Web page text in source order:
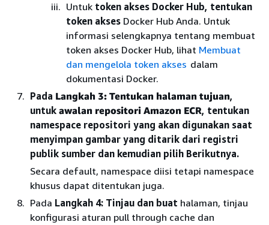
Untuk token akses Docker Hub, tentukan
token akses Docker Hub Anda. Untuk
informasi selengkapnya tentang membuat
token akses Docker Hub, lihat Membuat
dan mengelola token akses dalam
dokumentasi Docker.
Pada Langkah 3: Tentukan halaman tujuan,
untuk awalan repositori Amazon ECR, tentukan
namespace repositori yang akan digunakan saat
menyimpan gambar yang ditarik dari registri
publik sumber dan kemudian pilih Berikutnya.
Secara default, namespace diisi tetapi namespace
khusus dapat ditentukan juga.
Pada Langkah 4: Tinjau dan buat halaman, tinjau
konfigurasi aturan pull through cache dan